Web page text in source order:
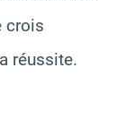
crois
réussite.